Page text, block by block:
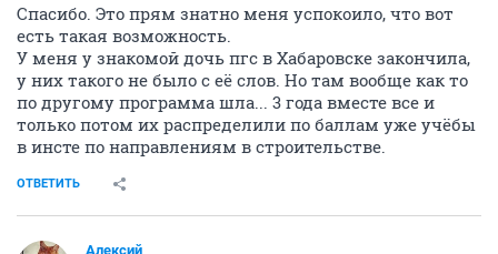
Спасибо. Это прям знатно меня успокоило, что вот
есть такая возможность.
У меня у знакомой дочь пгс в Хабаровске закончила,
у них такого не было с её слов. Но там вообще как то
по другому программа шла... 3 года вместе все и
только потом их распределили по баллам уже учёбы
в инсте по направлениям в строительстве.
ОТВЕТИТЬ
Алексий